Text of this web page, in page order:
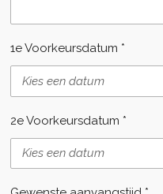
1e Voorkeursdatum *
2e Voorkeursdatum *